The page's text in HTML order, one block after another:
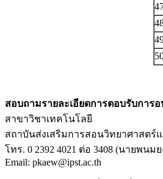
สอบถามรายละเอียดการตอบรับการ
สาขาวิชาเทคโนโลยี
สถาบันส่งเสริมการสอนวิทยาศาสตร์
โทร. 0 2392 4021 ต่อ 3408 (นายพน
Email: pkaew@ipst.ac.th